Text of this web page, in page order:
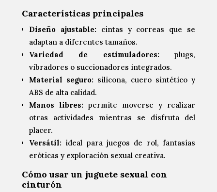
Características principales
Diseño ajustable: cintas y correas que se
adaptan a diferentes tamaños.
Variedad de estimuladores: plugs,
vibradores o succionadores integrados.
Material seguro: silicona, cuero sintético y
ABS de alta calidad.
Manos libres: permite moverse y realizar
otras actividades mientras se disfruta del
placer.
Versátil: ideal para juegos de rol, fantasías
eróticas y exploración sexual creativa.
Cómo usar un juguete sexual con
cinturón